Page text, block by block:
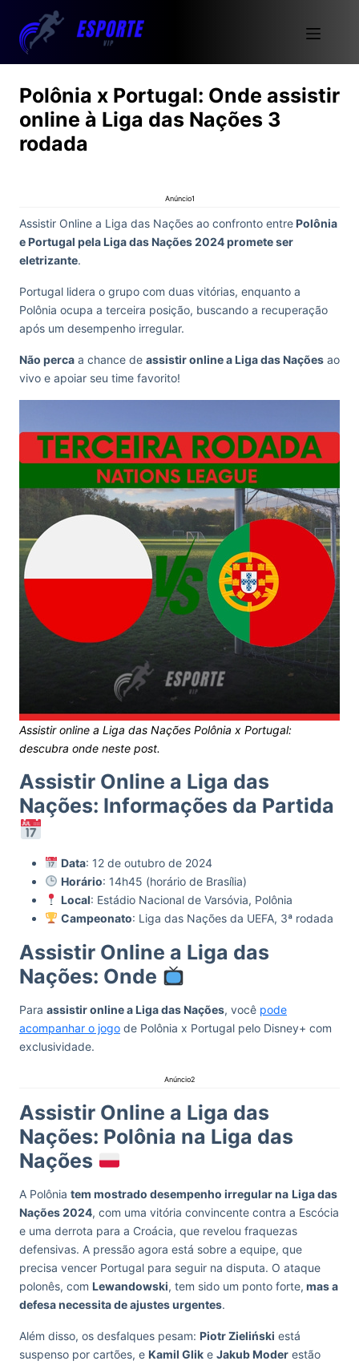
Polônia x Portugal: Onde assistir
online à Liga das Nações 3
rodada
Anúncio1
Assistir Online a Liga das Nações ao confronto entrePolônia
e Portugal pela Liga das Nações 2024 promete ser
eletrizante.
Portugal lidera o grupo com duas vitórias, enquanto a
Polônia ocupa a terceira posição, buscando a recuperação
após um desempenho irregular.
Não perca a chance de assistir online a Liga das Nações ao
vivo e apoiar seu time favorito!
Assistir online a Liga das Nações Polônia x Portugal:
descubra onde neste post.
Assistir Online a Liga das
Nações: Informações da Partida
Data: 12 de outubro de 2024
Horário: 14h45 (horário de Brasília)
Local: Estádio Nacional de Varsóvia, Polônia
Campeonato: Liga das Nações da UEFA, 3ª rodada
Assistir Online a Liga das
Nações: Onde
Para assistir online a Liga das Nações, você pode
acompanhar o jogo de Polônia x Portugal pelo Disney+ com
exclusividade.
Anúncio2
Assistir Online a Liga das
Nações: Polônia na Liga das
Nações
A Polônia tem mostrado desempenho irregular na Liga das
Nações 2024, com uma vitória convincente contra a Escócia
e uma derrota para a Croácia, que revelou fraquezas
defensivas. A pressão agora está sobre a equipe, que
precisa vencer Portugal para seguir na disputa. O ataque
polonês, com Lewandowski, tem sido um ponto forte, mas a
defesa necessita de ajustes urgentes.
Além disso, os desfalques pesam: Piotr Zieliński está
suspenso por cartões, e Kamil Glik e Jakub Moder estão